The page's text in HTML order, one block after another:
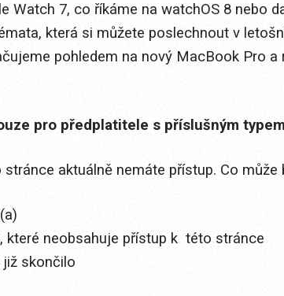
Watch 7, co říkáme na watchOS 8 nebo
která si můžete poslechnout v
pohledem na nový MacBook Pro a
pro předplatitele s příslušným
aktuálně nemáte přístup. Co může
které neobsahuje přístup k této stránce
již skončilo